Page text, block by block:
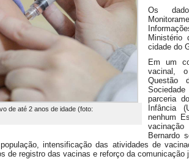
de até 2 anos de idade (foto:
Os
cidade do
Em um
vacinal,
Questão
parceria
Infância
nenhum
Bernardo
intensificação das atividades de
de registro das vacinas e reforço da comunicação